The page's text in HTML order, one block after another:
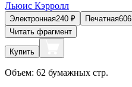
Льюис Кэрролл
Электронная240 ₽ Печатная606
Читать фрагмент
Купить
Объем: 62 бумажных стр.